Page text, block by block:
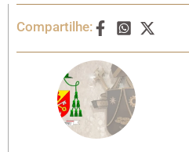
Compartilhe: